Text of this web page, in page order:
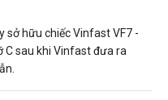
sở hữu chiếc Vinfast VF7 -
C sau khi Vinfast đưa ra